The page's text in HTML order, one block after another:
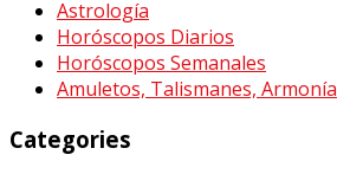
Astrología
Horóscopos Diarios
Horóscopos Semanales
Amuletos, Talismanes, Armonía
Categories